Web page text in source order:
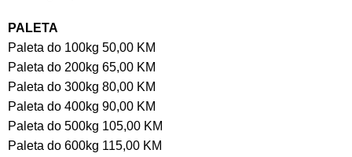
PALETA
Paleta do 100kg 50,00 KM
Paleta do 200kg 65,00 KM
Paleta do 300kg 80,00 KM
Paleta do 400kg 90,00 KM
Paleta do 500kg 105,00 KM
Paleta do 600kg 115,00 KM